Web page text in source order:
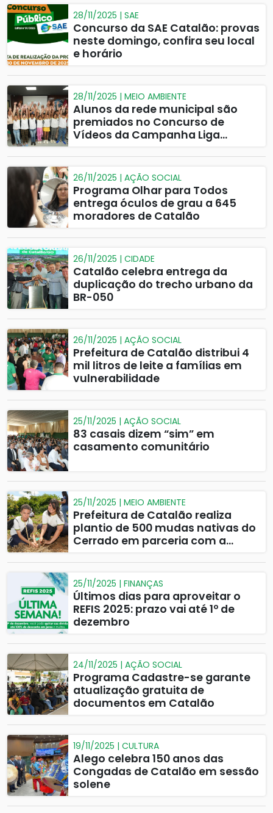
28/11/2025 | SAE
Concurso da SAE Catalão: provas
neste domingo, confira seu local
e horário
28/11/2025 | MEIO AMBIENTE
Alunos da rede municipal são
premiados no Concurso de
Vídeos da Campanha Liga
26/11/2025 | AÇÃO SOCIAL
Programa Olhar para Todos
entrega óculos de grau a 645
moradores de Catalão
26/11/2025 | CIDADE
Catalão celebra entrega da
duplicação do trecho urbano da
BR-050
26/11/2025 | AÇÃO SOCIAL
Prefeitura de Catalão distribui 4
mil litros de leite a famílias em
vulnerabilidade
25/11/2025 | AÇÃO SOCIAL
83 casais dizem “sim” em
casamento comunitário
25/11/2025 | MEIO AMBIENTE
Prefeitura de Catalão realiza
plantio de 500 mudas nativas do
Cerrado em parceria com a
25/11/2025 | FINANÇAS
Últimos dias para aproveitar o
REFIS 2025: prazo vai até 1º de
dezembro
24/11/2025 | AÇÃO SOCIAL
Programa Cadastre-se garante
atualização gratuita de
documentos em Catalão
19/11/2025 | CULTURA
Alego celebra 150 anos das
Congadas de Catalão em sessão
solene